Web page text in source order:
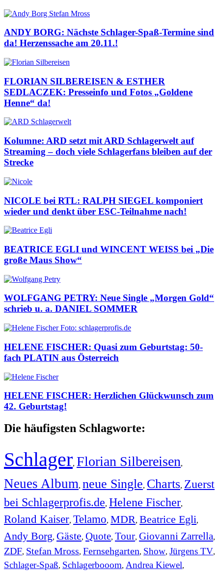
ANDY BORG: Nächste Schlager-Spaß-Termine sind
da! Herzenssache am 20.11.!
FLORIAN SILBEREISEN & ESTHER
SEDLACZEK: Presseinfo und Fotos „Goldene
Henne“ da!
Kolumne: ARD setzt mit ARD Schlagerwelt auf
Streaming – doch viele Schlagerfans bleiben auf der
Strecke
NICOLE bei RTL: RALPH SIEGEL komponiert
wieder und denkt über ESC-Teilnahme nach!
BEATRICE EGLI und WINCENT WEISS bei „Die
große Maus Show“
WOLFGANG PETRY: Neue Single „Morgen Gold“
schrieb u. a. DANIEL SOMMER
HELENE FISCHER: Quasi zum Geburtstag: 50-
fach PLATIN aus Österreich
HELENE FISCHER: Herzlichen Glückwunsch zum
42. Geburtstag!
Die häufigsten Schlagworte:
Schlager, Florian Silbereisen,
Neues Album, neue Single, Charts, Zuerst
bei Schlagerprofis.de, Helene Fischer,
Roland Kaiser, Telamo, MDR, Beatrice Egli,
Andy Borg, Gäste, Quote, Tour, Giovanni Zarrella,
ZDF, Stefan Mross, Fernsehgarten, Show, Jürgens TV,
Schlager-Spaß, Schlagerbooom, Andrea Kiewel,